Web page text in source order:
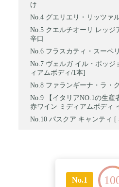
け
グエリエリ・リッツァ
クエルチオーリ レッジ
辛口
フラスカティ・スーペ
ヴェルガ イル・ポッジ
ィアムボディ/1本]
ファランギーナ・ラ・
【イタリアNO.1の生
赤ワイン ミディアムボディ
パスクア キャンティ [
No.1